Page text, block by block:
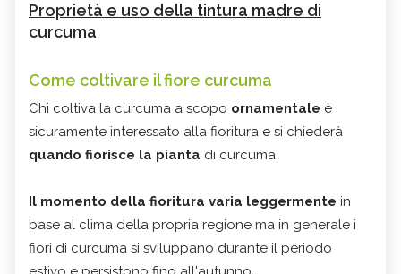
Proprietà e uso della tintura madre di
curcuma
Come coltivare il fiore curcuma
Chi coltiva la curcuma a scopo ornamentale è
sicuramente interessato alla fioritura e si chiederà
quando fiorisce la pianta di curcuma.
Il momento della fioritura varia leggermente in
base al clima della propria regione ma in generale i
fiori di curcuma si sviluppano durante il periodo